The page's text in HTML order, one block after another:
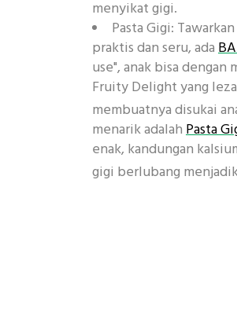
menyikat gigi.
Pasta Gigi:
praktis dan seru, ada
use", anak bisa dengan
Fruity Delight yang
membuatnya disukai
menarik adalahPasta
enak, kandungan
gigi berlubang